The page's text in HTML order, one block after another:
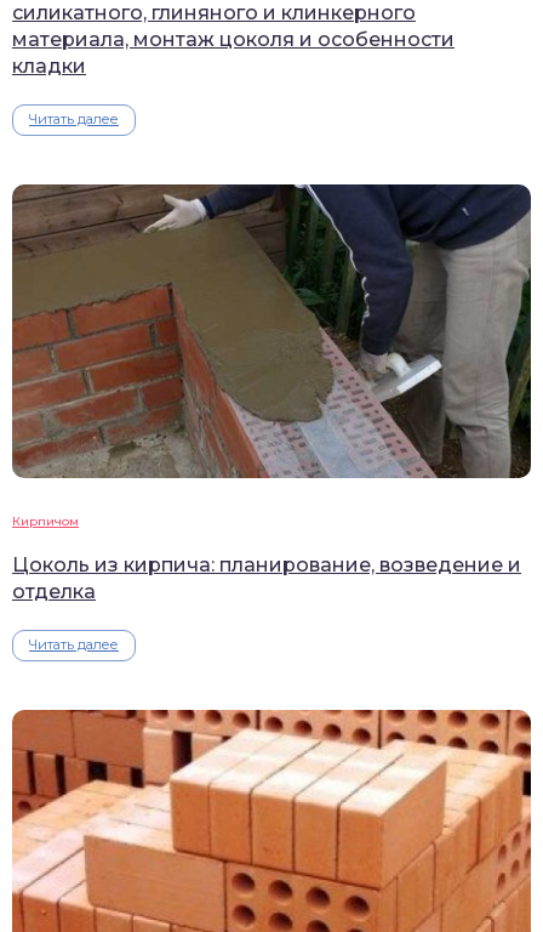
силикатного, глиняного и клинкерного
материала, монтаж цоколя и особенности
кладки
Читать далее
Кирпичом
Цоколь из кирпича: планирование, возведение и
отделка
Читать далее